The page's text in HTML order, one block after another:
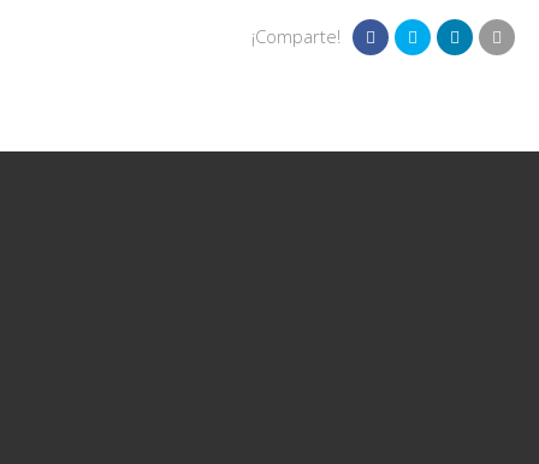
¡Comparte!